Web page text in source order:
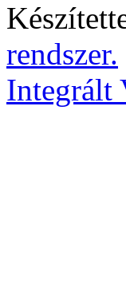
rendszer.
Integrált